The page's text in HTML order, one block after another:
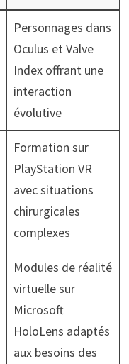
Personnages dans
Oculus et Valve
Index offrant une
interaction
évolutive
Formation sur
PlayStation VR
avec situations
chirurgicales
complexes
Modules de réalité
virtuelle sur
Microsoft
HoloLens adaptés
aux besoins des